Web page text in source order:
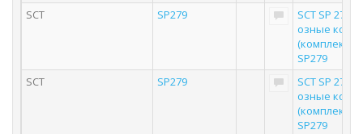
SCT
SP279
SCT SP 279
озные
(комплект 4
SP279
SCT
SP279
SCT SP 279
озные
(комплект 4
SP279